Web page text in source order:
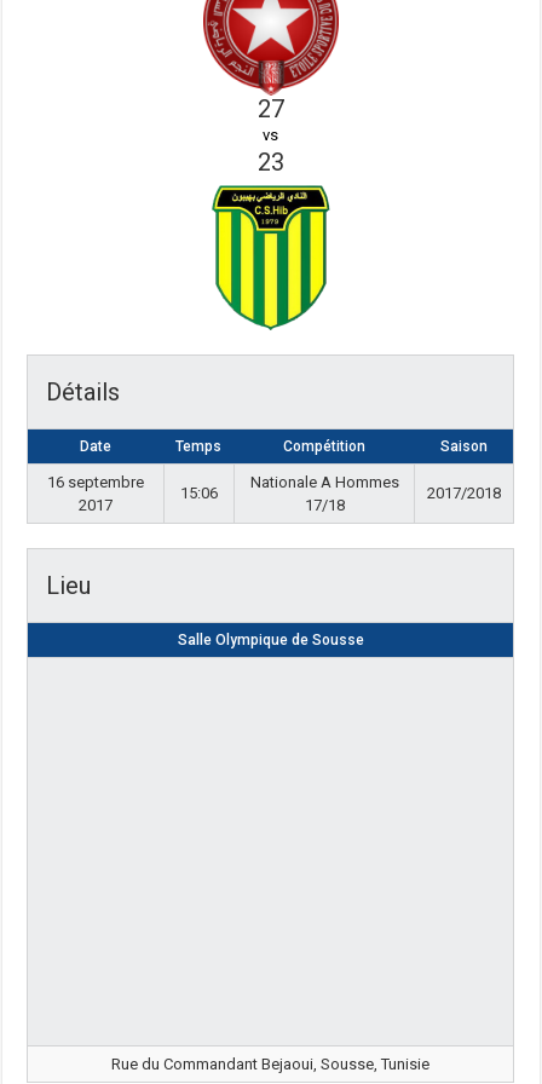
27
vs
23
Détails
Date Temps Compétition Saison
16 septembre
2017
15:06
Nationale A Hommes
17/18
2017/2018
Lieu
Salle Olympique de Sousse
Rue du Commandant Bejaoui, Sousse, Tunisie